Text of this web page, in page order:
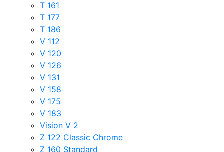
T 161
T 177
T 186
V 112
V 120
V 126
V 131
V 158
V 175
V 183
Vision V 2
Z 122 Classic Chrome
Z 160 Standard